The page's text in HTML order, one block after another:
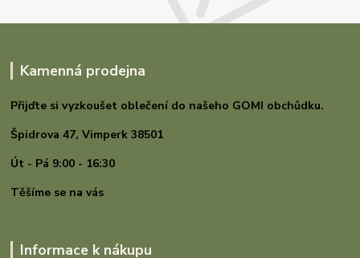
Kamenná prodejna
Přijďte si vyzkoušet oblečení do našeho GOMI obchůdku.
Špidrova 47,Vimperk 38501
Út - Pá 9:00 - 16:30
Těšíme se na vás
Informace k nákupu